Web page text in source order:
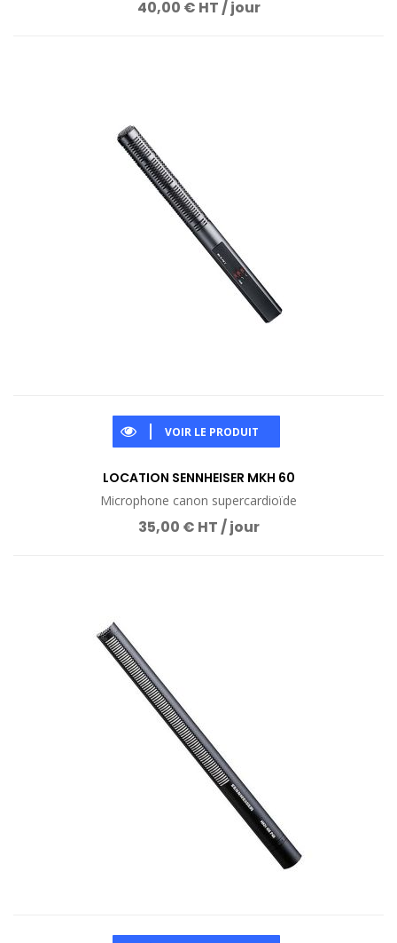
40,00 € HT / jour
VOIR LE PRODUIT
LOCATION SENNHEISER MKH 60
Microphone canon supercardioïde
35,00 € HT / jour